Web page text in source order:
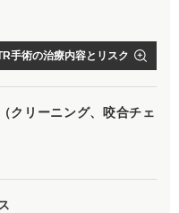
手術の治療内容とリスク
（クリーニング、咬合チェ